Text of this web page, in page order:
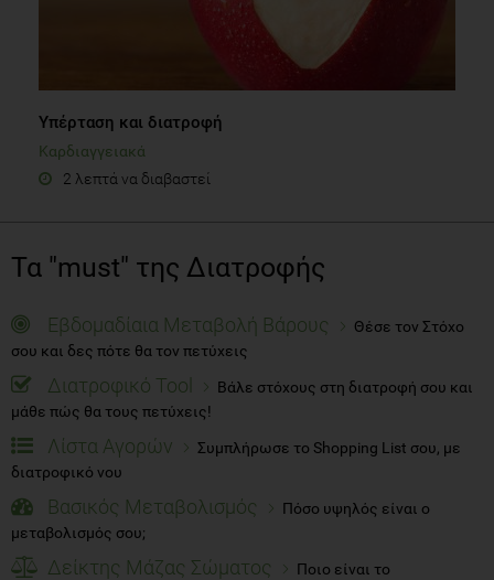
Υπέρταση και διατροφή
Καρδιαγγειακά
2 λεπτά να διαβαστεί
Τα "must" της Διατροφής
Εβδομαδίαια Μεταβολή Βάρους
Θέσε τον Στόχο
σου και δες πότε θα τον πετύχεις
Διατροφικό Tool
Βάλε στόχους στη διατροφή σου και
μάθε πώς θα τους πετύχεις!
Λίστα Αγορών
Συμπλήρωσε το Shopping List σου, με
διατροφικό νου
Βασικός Μεταβολισμός
Πόσο υψηλός είναι ο
μεταβολισμός σου;
Δείκτης Μάζας Σώματος
Ποιο είναι το